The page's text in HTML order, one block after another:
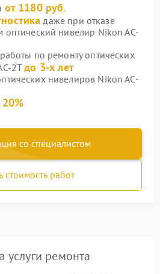
от 1180 руб.
даже при отказе
оптический нивелир Nikon AC-
по ремонту оптических
2Tдо 3-х лет
нивелиров Nikon AC-
20%
со специалистом
стоимость работ
услуги ремонта